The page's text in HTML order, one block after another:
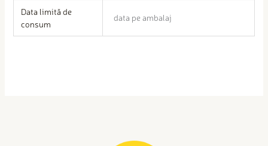
Data limită de
consum
data pe ambalaj